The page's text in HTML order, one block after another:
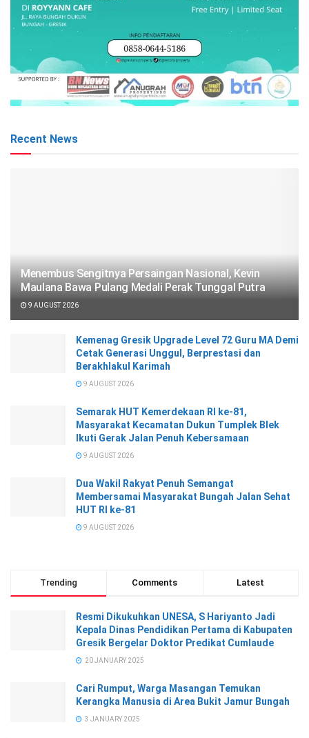
Recent News
Menembus Sengitnya Persaingan Nasional, Kevin
Maulana Bawa Pulang Medali Perak Tunggal Putra
9 AUGUST 2026
Kemenag Gresik Upgrade Level 72 Guru MA Demi
Cetak Generasi Unggul, Berprestasi dan
Berakhlakul Karimah
9 AUGUST 2026
Semarak HUT Kemerdekaan RI ke-81,
Masyarakat Kecamatan Dukun Tumplek Blek
Ikuti Gerak Jalan Penuh Kebersamaan
9 AUGUST 2026
Dua Wakil Rakyat Penuh Semangat
Membersamai Masyarakat Bungah Jalan Sehat
HUT RI ke-81
9 AUGUST 2026
Trending Comments Latest
Resmi Dikukuhkan UNESA, S Hariyanto Jadi
Kepala Dinas Pendidikan Pertama di Kabupaten
Gresik Bergelar Doktor Predikat Cumlaude
20 JANUARY 2025
Cari Rumput, Warga Masangan Temukan
Kerangka Manusia di Area Bukit Jamur Bungah
3 JANUARY 2025